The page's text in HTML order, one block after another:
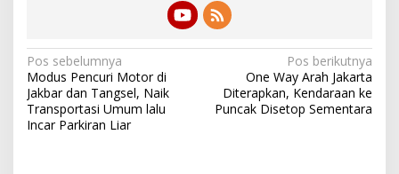
N
a
v
Pos sebelumnya
Modus Pencuri Motor di
Jakbar dan Tangsel, Naik
Transportasi Umum lalu
Incar Parkiran Liar
Pos berikutnya
One Way Arah Jakarta
Diterapkan, Kendaraan ke
Puncak Disetop Sementara